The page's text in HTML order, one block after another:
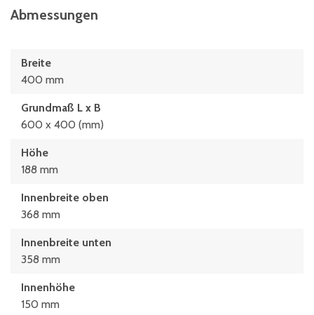
Abmessungen
Breite
400 mm
Grundmaß L x B
600 x 400 (mm)
Höhe
188 mm
Innenbreite oben
368 mm
Innenbreite unten
358 mm
Innenhöhe
150 mm